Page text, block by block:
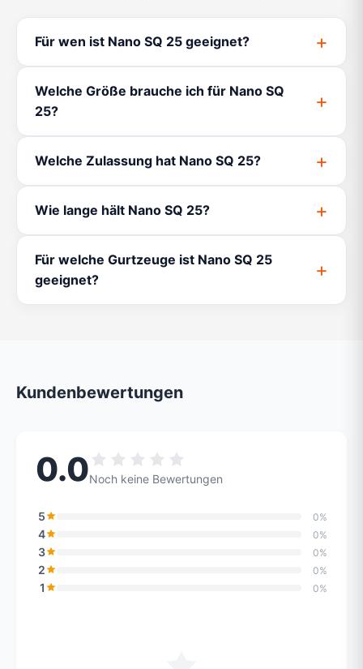
Für wen ist Nano SQ 25 geeignet?
Welche Größe brauche ich für Nano SQ
25?
Welche Zulassung hat Nano SQ 25?
Wie lange hält Nano SQ 25?
Für welche Gurtzeuge ist Nano SQ 25
geeignet?
Kundenbewertungen
0.0Noch keine Bewertungen
5 0%
4 0%
3 0%
2 0%
1 0%